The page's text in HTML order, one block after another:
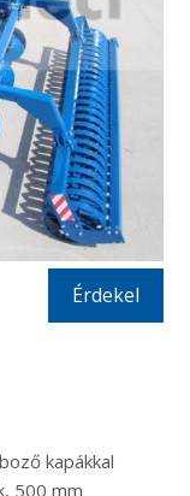
Érdekel
kapákkal
500 mm